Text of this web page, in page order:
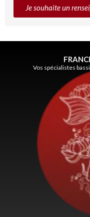
Je souhaite un
Vos spécialistes